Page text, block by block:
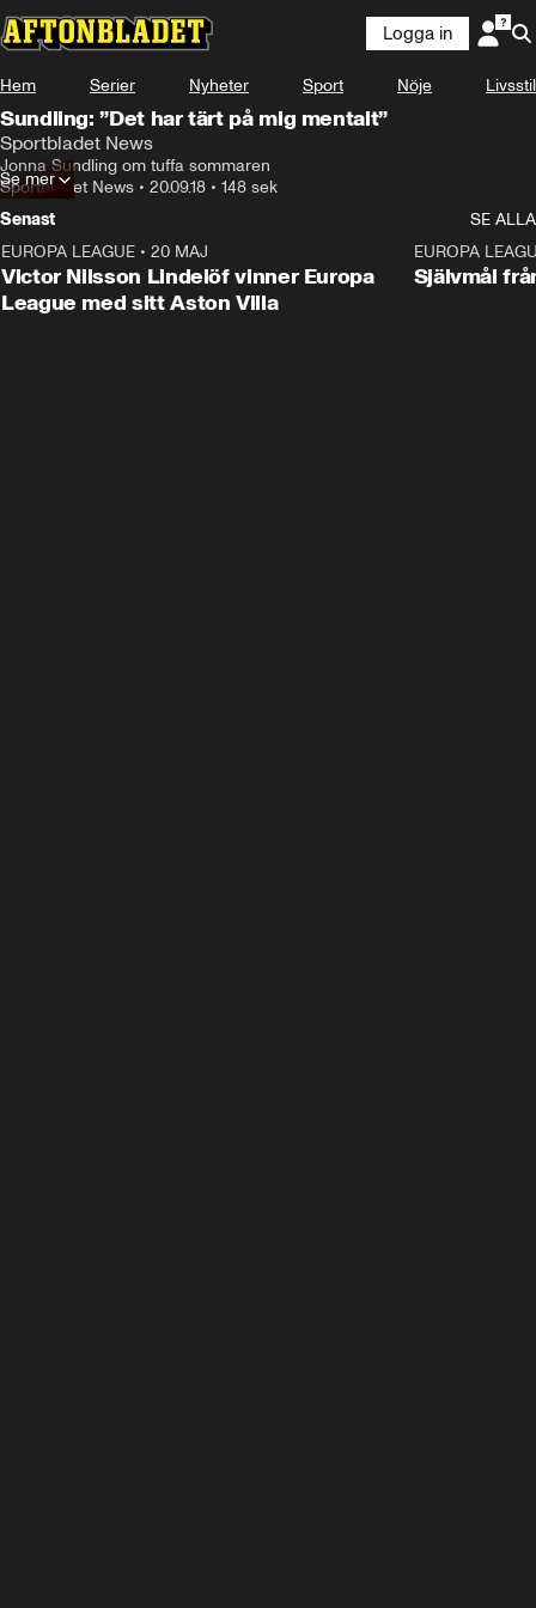
Logga in
Hem Serier Nyheter Sport Nöje Livsstil
Sundling: ”Det har tärt på mig mentalt”
Sportbladet News
Jonna Sundling om tuffa sommaren
Sportbladet News • 20.09.18 • 148 sek
Se mer
Senast
SE ALLA
EUROPA LEAGUE • 20 MAJ
Victor Nilsson Lindelöf vinner Europa
League med sitt Aston Villa
EUROPA
Självmål